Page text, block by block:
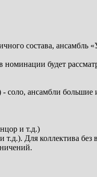
состава, ансамбль
будет
ансамбли большие
и т.д.)
т.д.). Для коллектива без